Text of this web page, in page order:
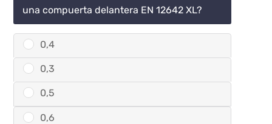
una compuerta delantera EN 12642 XL?
0,4
0,3
0,5
0,6